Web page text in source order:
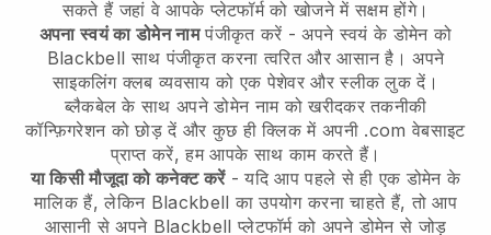
सकते हैं जहां वे आपके प्लेटफॉर्म को खोजने में सक्षम होंगे।
अपना स्वयं का डोमेन नामपंजीकृत करें - अपने स्वयं के डोमेन को
Blackbell साथ पंजीकृत करना त्वरित और आसान है।अपने
साइकलिंग क्लब व्यवसाय को एक पेशेवर और स्लीक लुक दें।
ब्लैकबेल के साथ अपने डोमेन नाम को खरीदकर तकनीकी
कॉन्फ़िगरेशन को छोड़ दें और कुछ ही क्लिक में अपनी .com वेबसाइट
प्राप्त करें, हम आपके साथ काम करते हैं।
या किसी मौजूदा को कनेक्ट करें- यदि आप पहले से ही एक डोमेन के
मालिक हैं, लेकिन Blackbell का उपयोग करना चाहते हैं, तो आप
आसानी से अपने Blackbell प्लेटफॉर्म को अपने डोमेन से जोड़